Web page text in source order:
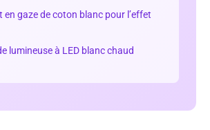
en gaze de coton blanc pour l’effet
lumineuse à LED blanc chaud